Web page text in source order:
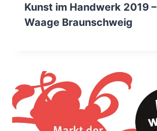
Kunst im Handwerk 2019
Waage Braunschweig